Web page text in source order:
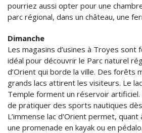
pourriez aussi opter pour une
parc régional, dans un château, une
Dimanche
Les magasins d’usines à Troyes sont
idéal pour découvrir le Parc naturel
d’Orient qui borde la ville. Des forêts
grands lacs attirent les visiteurs. Le
Temple forment un réservoir
de pratiquer des sports nautiques
L’immense lac d'Orient permet, quant
une promenade en kayak ou en